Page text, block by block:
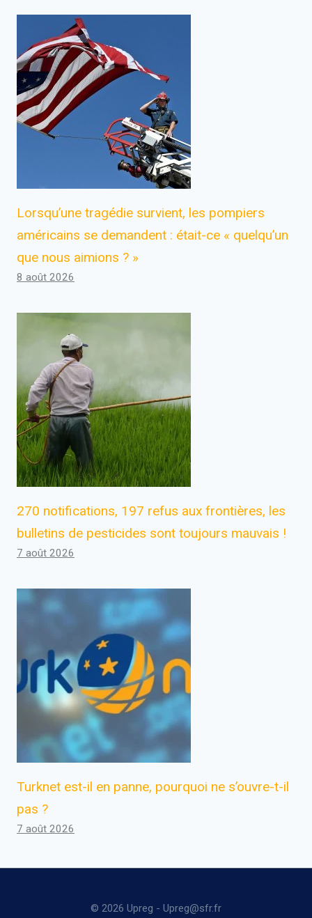
Lorsqu’une tragédie survient, les pompiers
américains se demandent : était-ce « quelqu’un
que nous aimions ? »
8 août 2026
270 notifications, 197 refus aux frontières, les
bulletins de pesticides sont toujours mauvais !
7 août 2026
Turknet est-il en panne, pourquoi ne s’ouvre-t-il
pas ?
7 août 2026
© 2026 Upreg - Upreg@sfr.fr